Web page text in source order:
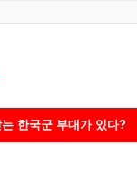
한국군 부대가 있다?